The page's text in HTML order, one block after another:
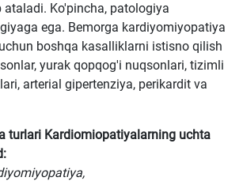
Ko'pincha, patologiya
ega. Bemorga kardiyomiyopatiya
boshqa kasalliklarni istisno qilish
yurak qopqog'i nuqsonlari, tizimli
arterial gipertenziya, perikardit va
turlari Kardiomiopatiyalarning uchta